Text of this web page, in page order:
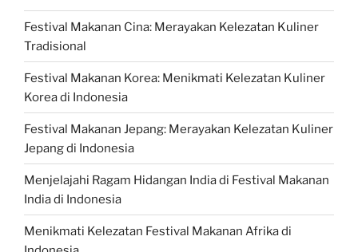
Festival Makanan Cina: Merayakan Kelezatan Kuliner
Tradisional
Festival Makanan Korea: Menikmati Kelezatan Kuliner
Korea di Indonesia
Festival Makanan Jepang: Merayakan Kelezatan Kuliner
Jepang di Indonesia
Menjelajahi Ragam Hidangan India di Festival Makanan
India di Indonesia
Menikmati Kelezatan Festival Makanan Afrika di